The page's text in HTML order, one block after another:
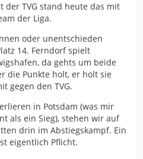
wollten nicht schon wieder
ein schlechtes Licht auf
würfe?
so wenigen Investoren
einen Verein erpressbar
daß einer davon so ein Typ
die, die "entfernt" wurden,
Friede.Und die, die
ändert, nun auch ihre
Vertragsverlängerung.
der TVG stand heute das mit
der Liga.
oder unentschieden
14. Ferndorf spielt
da gehts um beide
die Punkte holt, er holt sie
gegen den TVG.
in Potsdam (was mir
als ein Sieg), stehen wir auf
drin im Abstiegskampf. Ein
eigentlich Pflicht.